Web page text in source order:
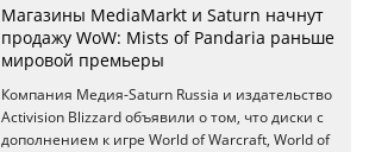
Магазины MediaMarkt и Saturn начнут
продажу WoW: Mists of Pandaria раньше
мировой премьеры
Компания Медия-Saturn Russia и издательство
Activision Blizzard объявили о том, что диски с
дополнением к игре World of Warcraft, World of